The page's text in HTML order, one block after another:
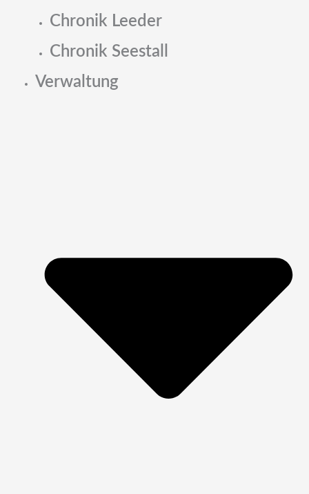
Chronik Leeder
Chronik Seestall
Verwaltung